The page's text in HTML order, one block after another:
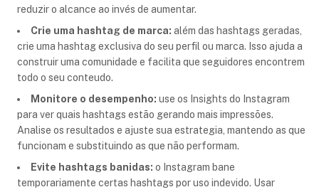
reduzir o alcance ao invés de aumentar.
Crie uma hashtag de marca: além das hashtags geradas,
crie uma hashtag exclusiva do seu perfil ou marca. Isso ajuda a
construir uma comunidade e facilita que seguidores encontrem
todo o seu conteudo.
Monitore o desempenho: use os Insights do Instagram
para ver quais hashtags estão gerando mais impressões.
Analise os resultados e ajuste sua estrategia, mantendo as que
funcionam e substituindo as que não performam.
Evite hashtags banidas: o Instagram bane
temporariamente certas hashtags por uso indevido. Usar